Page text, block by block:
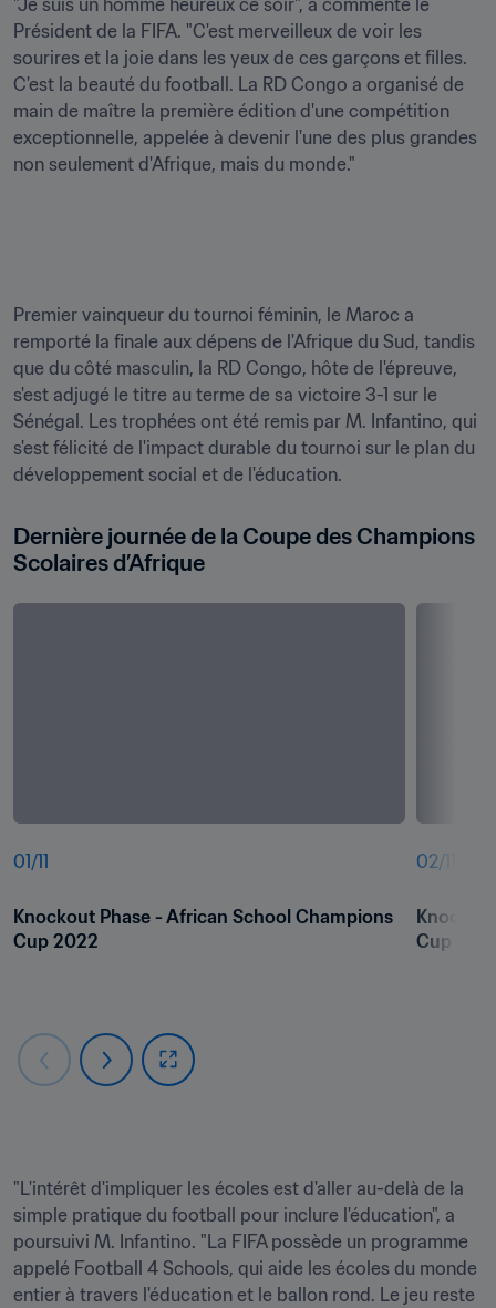
Président de la FIFA. "C'est merveilleux de voir les
sourires et la joie dans les yeux de ces garçons et filles.
C'est la beauté du football. La RD Congo a organisé de
main de maître la première édition d'une compétition
exceptionnelle, appelée à devenir l'une des plus grandes
non seulement d'Afrique, mais du monde."
Premier vainqueur du tournoi féminin, le Maroc a
remporté la finale aux dépens de l'Afrique du Sud, tandis
que du côté masculin, la RD Congo, hôte de l'épreuve,
s'est adjugé le titre au terme de sa victoire 3-1 sur le
Sénégal. Les trophées ont été remis par M. Infantino, qui
s'est félicité de l'impact durable du tournoi sur le plan du
développement social et de l'éducation.
Dernière journée de la Coupe des Champions
Scolaires d’Afrique
01 /11
Knockout Phase - African School Champions
Cup 2022
02/11
Cup
"L'intérêt d'impliquer les écoles est d'aller au-delà de la
simple pratique du football pour inclure l'éducation", a
poursuivi M. Infantino. "La FIFA possède un programme
appelé Football 4 Schools, qui aide les écoles du monde
entier à travers l'éducation et le ballon rond. Le jeu reste